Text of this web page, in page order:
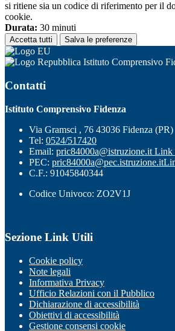
si ritiene sia un codice di riferimento per il
cookie.
Durata: 30 minuti
Accetta tutti Salva le preferenze
Istituto Comprensivo
Contatti
Istituto Comprensivo Fidenza
Via Gramsci , 76 43036 Fidenza (PR)
Tel: 0524/517420
Email: pric84000a@istruzione.it Link
PEC: pric84000a@pec.istruzione.it
C.F.: 91045840344
Codice Univoco: ZO2V1J
Sezione Link Utili
Cookie policy
Note legali
Informativa Privacy
Ufficio Relazioni con il Pubblico
Dichiarazione di accessibilità
Obiettivi di accessibilità
Gestione consensi cookie